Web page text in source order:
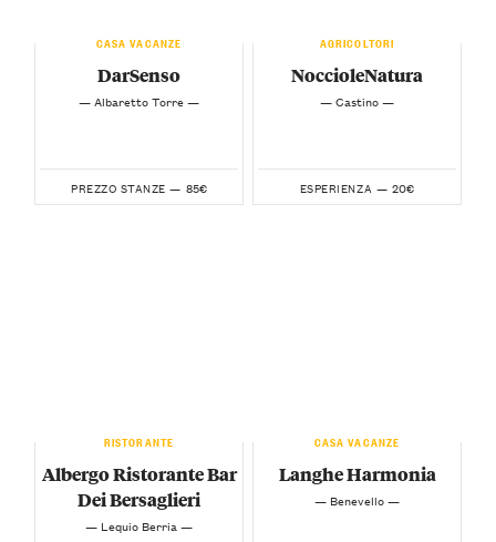
CASA VACANZE
DarSenso
— Albaretto Torre —
PREZZO STANZE — 85€
AGRICOLTORI
NoccioleNatura
— Castino —
ESPERIENZA — 20€
RISTORANTE
Albergo Ristorante Bar
Dei Bersaglieri
— Lequio Berria —
CASA VACANZE
Langhe Harmonia
— Benevello —